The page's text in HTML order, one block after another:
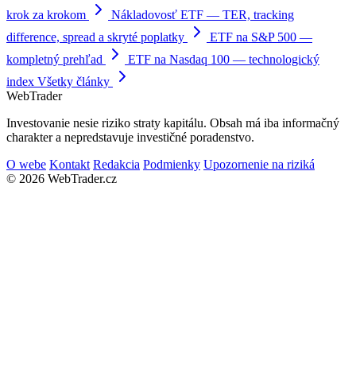
krok za krokom
Nákladovosť ETF — TER, tracking
difference, spread a skryté poplatky
ETF na S&P 500 —
kompletný prehľad
ETF na Nasdaq 100 — technologický
index Všetky články
WebTrader
Investovanie nesie riziko straty kapitálu. Obsah má iba informačný
charakter a nepredstavuje investičné poradenstvo.
O webe Kontakt Redakcia Podmienky Upozornenie na riziká
© 2026 WebTrader.cz